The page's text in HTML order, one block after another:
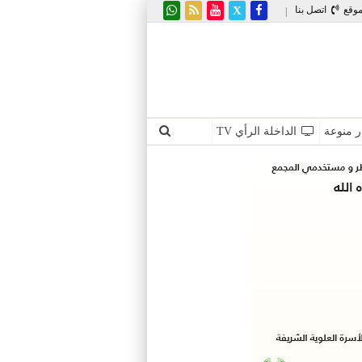
اتصل بنا
منوعة الداخلة الرأي TV